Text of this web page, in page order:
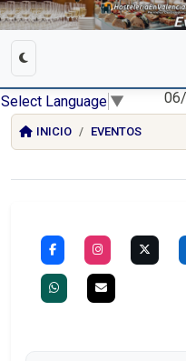
Select Language ▼
INICIO EVENTOS